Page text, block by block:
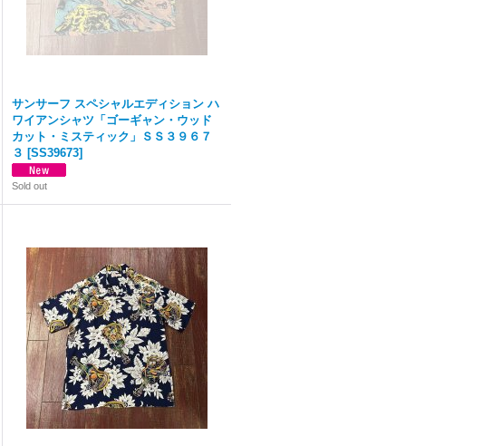
サンサーフ スペシャルエディション ハ
ワイアンシャツ「ゴーギャン・ウッド
カット・ミスティック」ＳＳ３９６７
３ [SS39673]
Sold out